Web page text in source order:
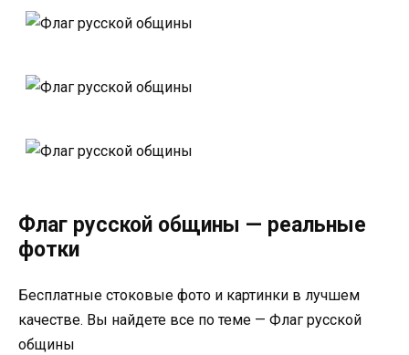
Флаг русской общины — реальные
фотки
Бесплатные стоковые фото и картинки в лучшем
качестве. Вы найдете все по теме — Флаг русской
общины